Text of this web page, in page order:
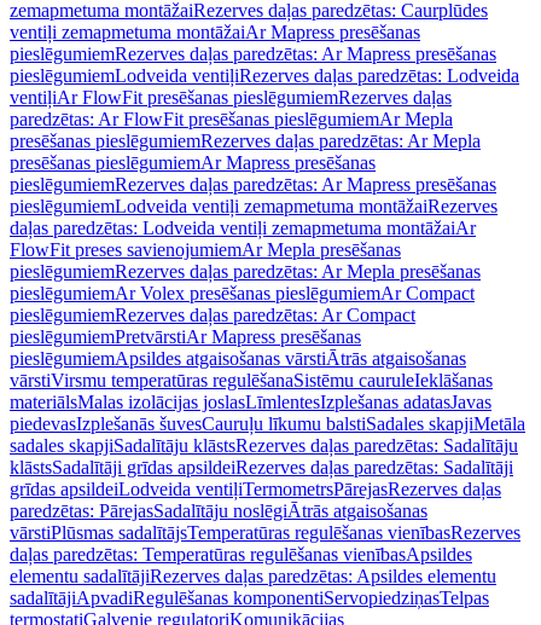
zemapmetuma montāžaiRezerves daļas paredzētas: Caurplūdes
ventiļi zemapmetuma montāžaiAr Mapress presēšanas
pieslēgumiemRezerves daļas paredzētas: Ar Mapress presēšanas
pieslēgumiemLodveida ventiļiRezerves daļas paredzētas: Lodveida
ventiļiAr FlowFit presēšanas pieslēgumiemRezerves daļas
paredzētas: Ar FlowFit presēšanas pieslēgumiemAr Mepla
presēšanas pieslēgumiemRezerves daļas paredzētas: Ar Mepla
presēšanas pieslēgumiemAr Mapress presēšanas
pieslēgumiemRezerves daļas paredzētas: Ar Mapress presēšanas
pieslēgumiemLodveida ventiļi zemapmetuma montāžaiRezerves
daļas paredzētas: Lodveida ventiļi zemapmetuma montāžaiAr
FlowFit preses savienojumiemAr Mepla presēšanas
pieslēgumiemRezerves daļas paredzētas: Ar Mepla presēšanas
pieslēgumiemAr Volex presēšanas pieslēgumiemAr Compact
pieslēgumiemRezerves daļas paredzētas: Ar Compact
pieslēgumiemPretvārstiAr Mapress presēšanas
pieslēgumiemApsildes atgaisošanas vārstiĀtrās atgaisošanas
vārstiVirsmu temperatūras regulēšanaSistēmu cauruleIeklāšanas
materiālsMalas izolācijas joslasLīmlentesIzplešanas adatasJavas
piedevasIzplešanās šuvesCauruļu līkumu balstiSadales skapjiMetāla
sadales skapjiSadalītāju klāstsRezerves daļas paredzētas: Sadalītāju
klāstsSadalītāji grīdas apsildeiRezerves daļas paredzētas: Sadalītāji
grīdas apsildeiLodveida ventiļiTermometrsPārejasRezerves daļas
paredzētas: PārejasSadalītāju noslēgiĀtrās atgaisošanas
vārstiPlūsmas sadalītājsTemperatūras regulēšanas vienībasRezerves
daļas paredzētas: Temperatūras regulēšanas vienībasApsildes
elementu sadalītājiRezerves daļas paredzētas: Apsildes elementu
sadalītājiApvadiRegulēšanas komponentiServopiedziņasTelpas
termostatiGalvenie regulatoriKomunikācijas